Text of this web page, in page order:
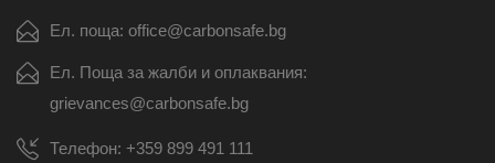
Ел. поща: office@carbonsafe.bg
Ел. Поща за жалби и оплаквания:
grievances@carbonsafe.bg
Телефон: +359 899 491 111